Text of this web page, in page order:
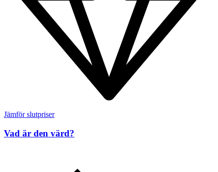
Jämför slutpriser
Vad är den värd?